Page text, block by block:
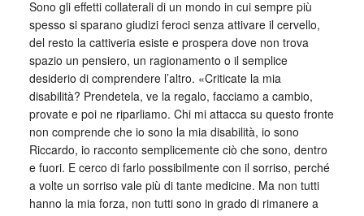
Sono gli effetti collaterali di un mondo in cui sempre più
spesso si sparano giudizi feroci senza attivare il cervello,
del resto la cattiveria esiste e prospera dove non trova
spazio un pensiero, un ragionamento o il semplice
desiderio di comprendere l’altro. «Criticate la mia
disabilità? Prendetela, ve la regalo, facciamo a cambio,
provate e poi ne riparliamo. Chi mi attacca su questo fronte
non comprende che io sono la mia disabilità, io sono
Riccardo, io racconto semplicemente ciò che sono, dentro
e fuori. E cerco di farlo possibilmente con il sorriso, perché
a volte un sorriso vale più di tante medicine. Ma non tutti
hanno la mia forza, non tutti sono in grado di rimanere a